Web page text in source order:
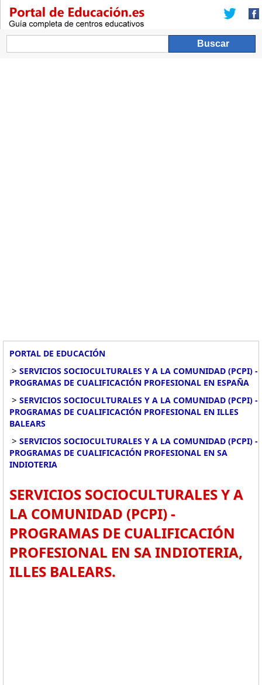
PORTAL DE EDUCACIÓN
> SERVICIOS SOCIOCULTURALES Y A LA COMUNIDAD (PCPI) -
PROGRAMAS DE CUALIFICACIÓN PROFESIONAL EN ESPAÑA
> SERVICIOS SOCIOCULTURALES Y A LA COMUNIDAD (PCPI) -
PROGRAMAS DE CUALIFICACIÓN PROFESIONAL EN ILLES
BALEARS
> SERVICIOS SOCIOCULTURALES Y A LA COMUNIDAD (PCPI) -
PROGRAMAS DE CUALIFICACIÓN PROFESIONAL EN SA
INDIOTERIA
SERVICIOS SOCIOCULTURALES Y A
LA COMUNIDAD (PCPI) -
PROGRAMAS DE CUALIFICACIÓN
PROFESIONAL EN SA INDIOTERIA,
ILLES BALEARS.